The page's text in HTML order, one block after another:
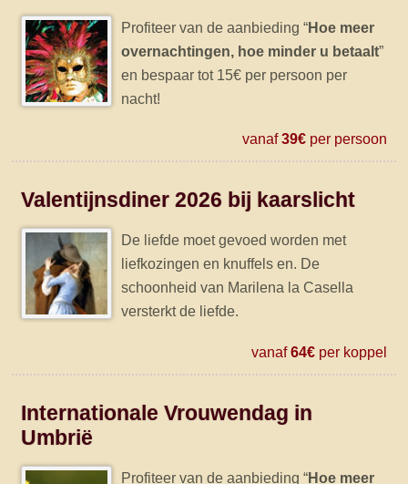
Profiteer van de aanbieding “Hoe meer
overnachtingen, hoe minder u betaalt”
en bespaar tot 15€ per persoon per
nacht!
vanaf39€per persoon
Valentijnsdiner 2026 bij kaarslicht
De liefde moet gevoed worden met
liefkozingen en knuffels en. De
schoonheid van Marilena la Casella
versterkt de liefde.
vanaf64€per koppel
Internationale Vrouwendag in
Umbrië
Profiteer van de aanbieding “Hoe meer